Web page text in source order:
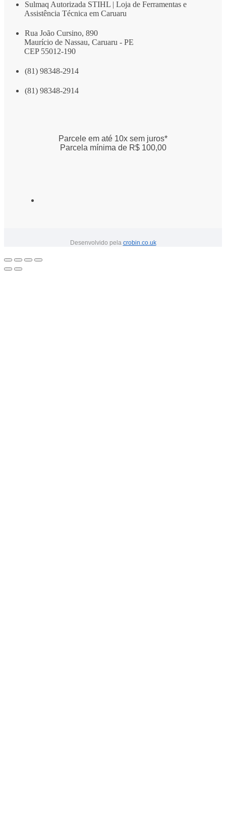
Sulmaq Autorizada STIHL | Loja de Ferramentas e
Assistência Técnica em Caruaru
Rua João Cursino, 890
Maurício de Nassau, Caruaru - PE
CEP 55012-190
(81) 98348-2914
(81) 98348-2914
Parcele em até 10x sem juros*
Parcela mínima de R$ 100,00
Desenvolvido pela crobin.co.uk